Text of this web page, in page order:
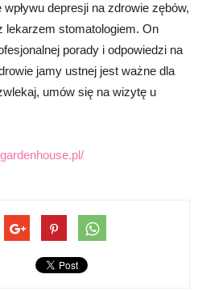
depresji na zdrowie zębów,
lekarzem stomatologiem. On
porady i odpowiedzi na
jamy ustnej jest ważne dla
umów się na wizytę u